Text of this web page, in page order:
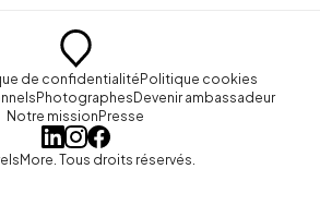
de confidentialitéPolitique cookies
PhotographesDevenir ambassadeur
Notre missionPresse
Tous droits réservés.